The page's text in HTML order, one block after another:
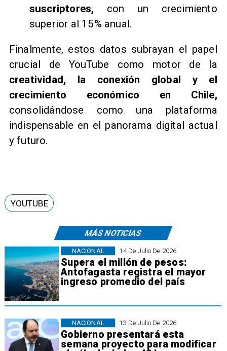
suscriptores, con un crecimiento
superior al 15% anual.
Finalmente, estos datos subrayan el papel
crucial de YouTube como motor de la
creatividad, la conexión global y el
crecimiento económico en Chile,
consolidándose como una plataforma
indispensable en el panorama digital actual
y futuro.
MÁS NOTICIAS
14 De Julio De 2026
Supera el millón de pesos:
Antofagasta registra el mayor
ingreso promedio del país
NACIONAL
13 De Julio De 2026
Gobierno presentará esta
semana proyecto para modificar
NACIONAL
YOUTUBE